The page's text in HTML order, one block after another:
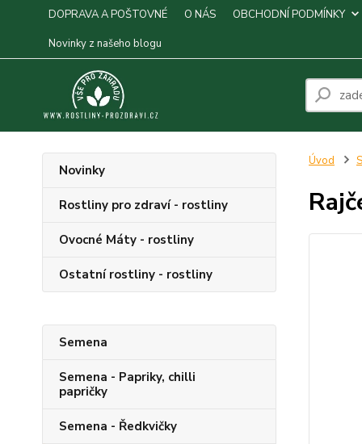
DOPRAVA A POŠTOVNÉ O NÁS
OBCHODNÍ PODMÍNKY
Novinky z našeho blogu
Novinky
Rostliny pro zdraví - rostliny
Ovocné Máty - rostliny
Ostatní rostliny - rostliny
Semena
Semena - Papriky, chilli
papričky
Semena - Ředkvičky
Úvod